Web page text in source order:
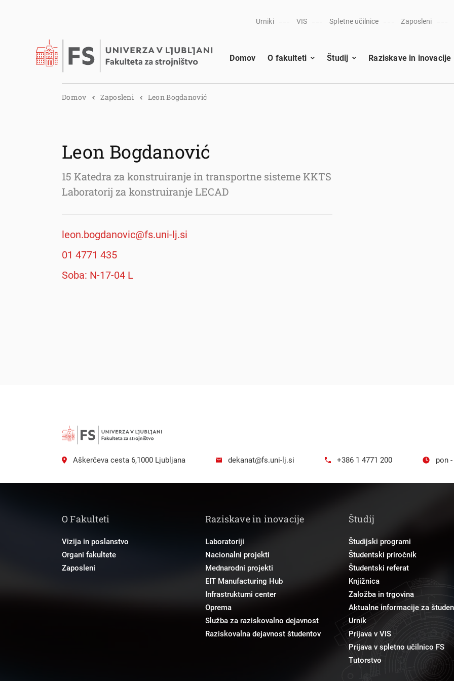
Urniki VIS Spletne učilnice Zaposleni
Domov O fakulteti Študij Raziskave in inovacije
Domov Zaposleni Leon Bogdanović
Leon Bogdanović
15 Katedra za konstruiranje in transportne sisteme KKTS
Laboratorij za konstruiranje LECAD
leon.bogdanovic@fs.uni-lj.si
01 4771 435
Soba: N-17-04 L
Aškerčeva cesta 6,1000 Ljubljana dekanat@fs.uni-lj.si +386 1 4771 200 pon
O Fakulteti
Vizija in poslanstvo
Organi fakultete
Zaposleni
Raziskave in inovacije
Laboratoriji
Nacionalni projekti
Mednarodni projekti
EIT Manufacturing Hub
Infrastrukturni center
Oprema
Služba za raziskovalno dejavnost
Raziskovalna dejavnost študentov
Študij
Študijski programi
Študentski priročnik
Študentski referat
Knjižnica
Založba in trgovina
Aktualne informacije za
Urnik
Prijava v VIS
Prijava v spletno učilnico FS
Tutorstvo